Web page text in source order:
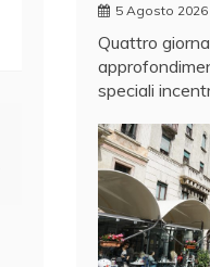
5 Agosto 2026
Quattro
speciali